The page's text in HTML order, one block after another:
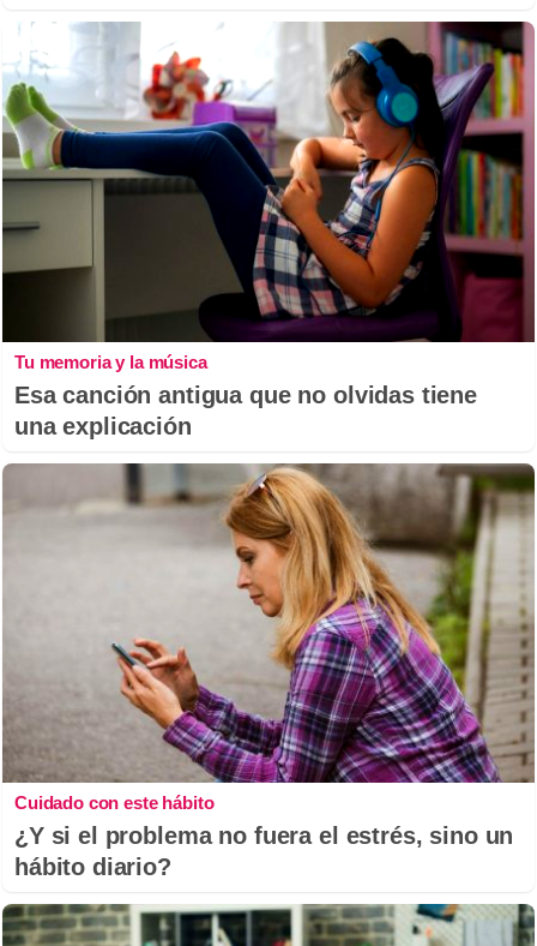
Tu memoria y la música
Esa canción antigua que no olvidas tiene
una explicación
Cuidado con este hábito
¿Y si el problema no fuera el estrés, sino un
hábito diario?